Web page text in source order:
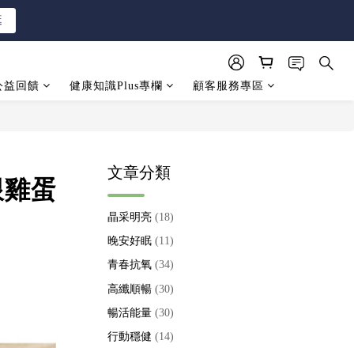
益回饋 健康知識Plus專欄 顧客服務專區
蛋
文章分類
晶采明亮 (18)
晚安好眠 (11)
青春抗氧 (34)
高纖順暢 (30)
暢活能量 (30)
行動穩健 (14)